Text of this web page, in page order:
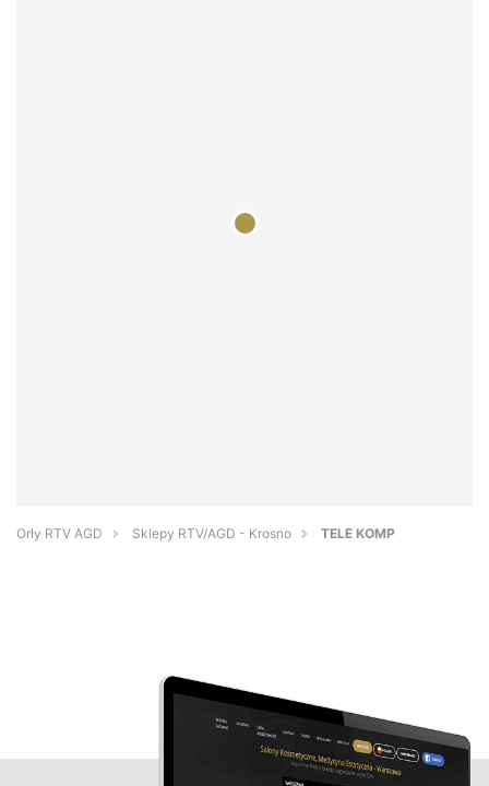
Orły RTV AGD Sklepy RTV/AGD - Krosno TELE KOMP